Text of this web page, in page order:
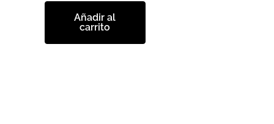
Añadir al
carrito